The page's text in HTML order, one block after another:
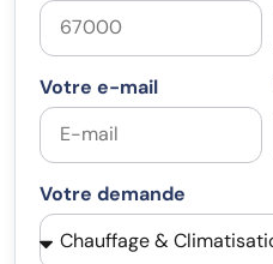
Votre e-mail
Votre demande